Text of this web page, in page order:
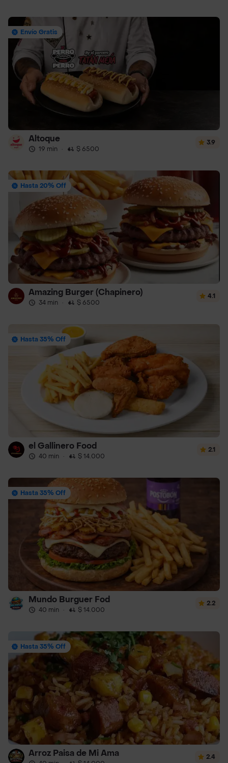
Envío Gratis
Altoque
19 min · $ 6500
3.9
Hasta 20% Off
Amazing Burger (Chapinero)
34 min · $ 6500
4.1
Hasta 35% Off
el Gallinero Food
40 min · $ 14.000
2.1
Hasta 35% Off
Mundo Burguer Fod
40 min · $ 14.000
2.2
Hasta 35% Off
Arroz Paisa de Mi Ama 2.4